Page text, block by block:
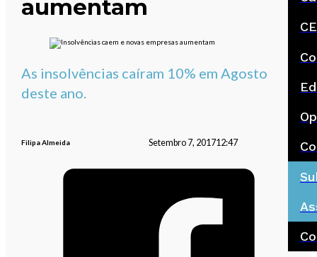
aumentam
As insolvências caíram 10% em Agosto
deste ano.
Filipa Almeida Setembro 7, 201712:47